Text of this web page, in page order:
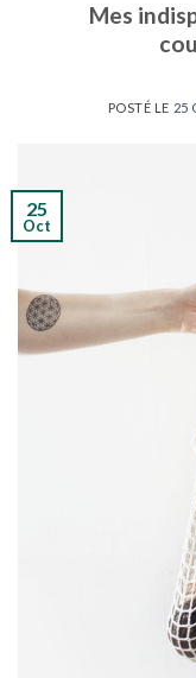
Mes
POSTÉ LE 25
25
Oct